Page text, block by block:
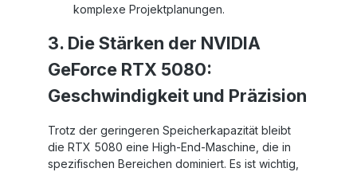
komplexe Projektplanungen.
3. Die Stärken der NVIDIA
GeForce RTX 5080:
Geschwindigkeit und Präzision
Trotz der geringeren Speicherkapazität bleibt
die RTX 5080 eine High-End-Maschine, die in
spezifischen Bereichen dominiert. Es ist wichtig,